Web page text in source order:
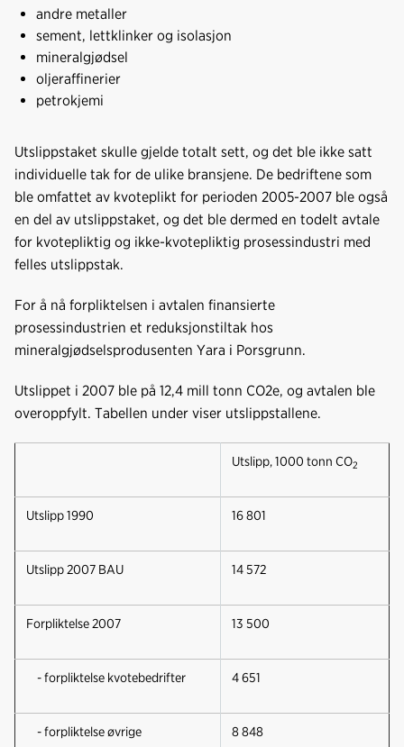
andre metaller
sement, lettklinker og isolasjon
mineralgjødsel
oljeraffinerier
petrokjemi
Utslippstaket skulle gjelde totalt sett, og det ble ikke satt
individuelle tak for de ulike bransjene. De bedriftene som
ble omfattet av kvoteplikt for perioden 2005-2007 ble også
en del av utslippstaket, og det ble dermed en todelt avtale
for kvotepliktig og ikke-kvotepliktig prosessindustri med
felles utslippstak.
For å nå forpliktelsen i avtalen finansierte
prosessindustrien et reduksjonstiltak hos
mineralgjødselsprodusenten Yara i Porsgrunn.
Utslippet i 2007 ble på 12,4 mill tonn CO2e, og avtalen ble
overoppfylt. Tabellen under viser utslippstallene.
Utslipp, 1000 tonn CO2
Utslipp 1990 16 801
Utslipp 2007 BAU 14 572
Forpliktelse 2007 13 500
- forpliktelse kvotebedrifter 4 651
- forpliktelse øvrige 8 848